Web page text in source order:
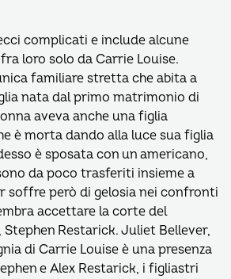
complicati e include alcune
loro solo da Carrie Louise.
familiare stretta che abita a
nata dal primo matrimonio di
aveva anche una figlia
è morta dando alla luce sua figlia
è sposata con un americano,
da poco trasferiti insieme a
soffre però di gelosia nei confronti
accettare la corte del
Restarick. Juliet Bellever,
di Carrie Louise è una presenza
e Alex Restarick, i figliastri